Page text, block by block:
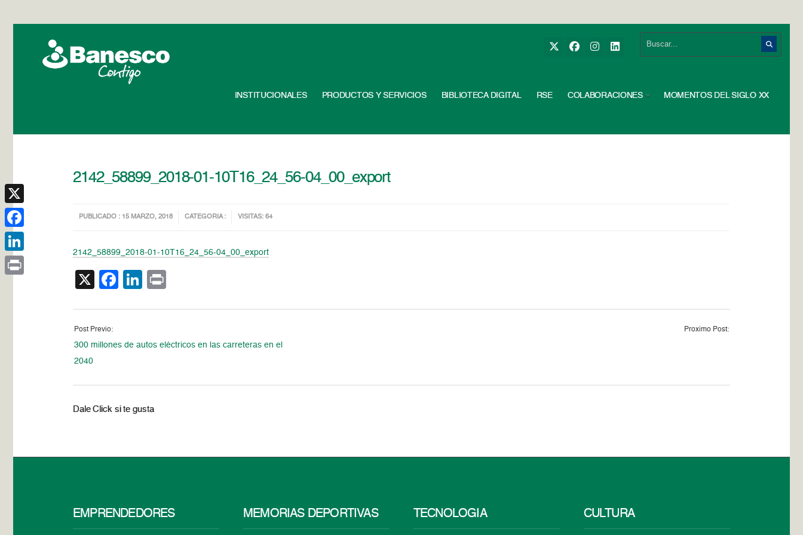
INSTITUCIONALES PRODUCTOS Y SERVICIOS BIBLIOTECA DIGITAL RSE COLABORACIONES MOMENTOS DEL SIGLO XX
2142_58899_2018-01-10T16_24_56-04_00_export
PUBLICADO : 15 MARZO, 2018 CATEGORIA : VISITAS: 64
2142_58899_2018-01-10T16_24_56-04_00_export
X Facebook
LinkedIn
Post Previo:
300 millones de autos eléctricos en las carreteras en el
2040
Proximo Post:
Dale Click si te gusta
EMPRENDEDORES MEMORIAS DEPORTIVAS TECNOLOGÍA CULTURA
X
Facebook
LinkedIn